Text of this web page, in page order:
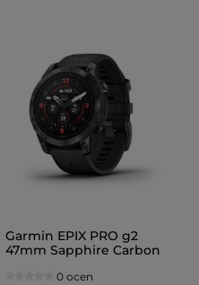
Garmin EPIX PRO g2
47mm Sapphire Carbon
0 ocen